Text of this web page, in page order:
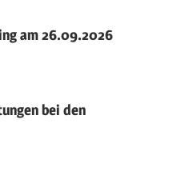
am 26.09.2026
bei den